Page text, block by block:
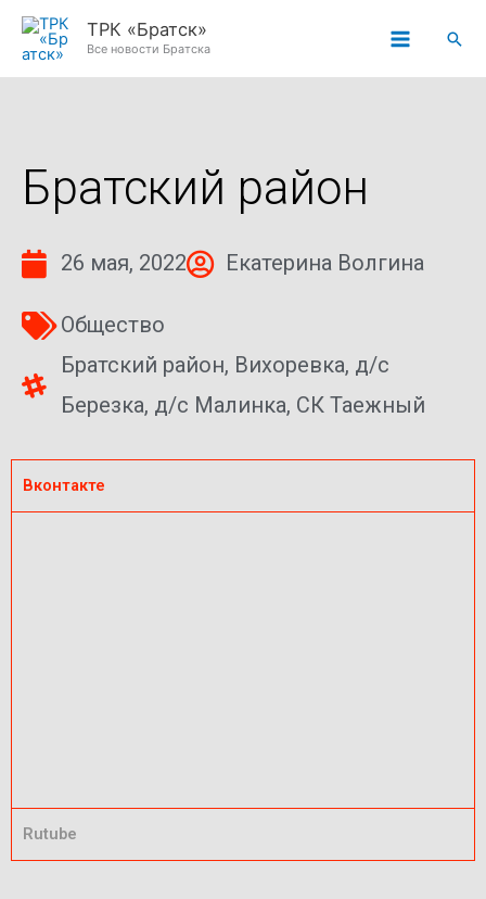
Перейти
ТРК «Братск»
Все новости Братска
Братский район
26 мая, 2022 Екатерина Волгина
Общество
Братский район, Вихоревка, д/с
Березка, д/с Малинка, СК Таежный
Вконтакте
Rutube